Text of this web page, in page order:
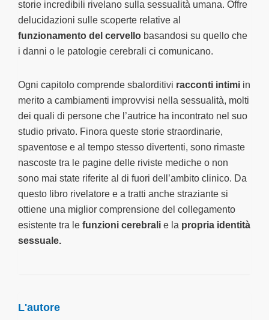
Questo sito web utilizza i cookie
Questo sito utilizza cookie tecnici (piccoli file informatici
consenso dell’utente, possono essere utilizzati anche
cookie non tecnici, in particolare possono essere
impiegati cookie di profilazione - di terze parti e con
trasferimento verso paesi terzi - al fine di inviarti
messaggi pubblicitari in linea con le tue preferenze,
manifestate durante la navigazione. Per maggiori dettagli
sul trattamento dei tuoi dati personali durante la
navigazione, e per modificare le tue scelte privacy sui
cookie, ti invitiamo a prendere visione dell’informativa
cookie. Chiudendo il banner tramite la “X” prosegui la
navigazione senza alcuna profilazione. Selezionando
“Accetta tutti i cookie” presti il tuo consenso alla
Necessari
Preferenze
Marketing
storie incredibili rivelano sulla sessualità umana. Offre
delucidazioni sulle scoperte relative al
funzionamento del cervello basandosi su quello che
i danni o le patologie cerebrali ci comunicano.
Ogni capitolo comprende sbalorditivi racconti intimi in
merito a cambiamenti improvvisi nella sessualità, molti
dei quali di persone che l’autrice ha incontrato nel suo
studio privato. Finora queste storie straordinarie,
spaventose e al tempo stesso divertenti, sono rimaste
nascoste tra le pagine delle riviste mediche o non
sono mai state riferite al di fuori dell’ambito clinico. Da
questo libro rivelatore e a tratti anche straziante si
ottiene una miglior comprensione del collegamento
esistente tra le funzioni cerebrali e la propria identità
sessuale.
L'autore